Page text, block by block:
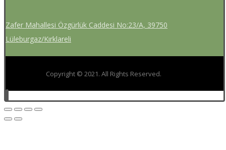
Zafer Mahallesi Özgürlük Caddesi No:23/A, 39750
Lüleburgaz/Kırklareli
Copyright © 2021. All Rights Reserved.